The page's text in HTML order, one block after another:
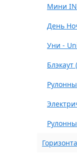
Мини
День
Уни -
Блэкаут